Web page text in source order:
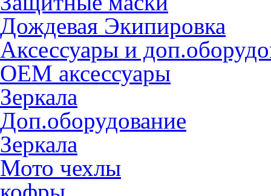
Дождевая Экипировка
Аксессуары и
OEM аксессуары
Зеркала
Доп.оборудование
Зеркала
Мото чехлы